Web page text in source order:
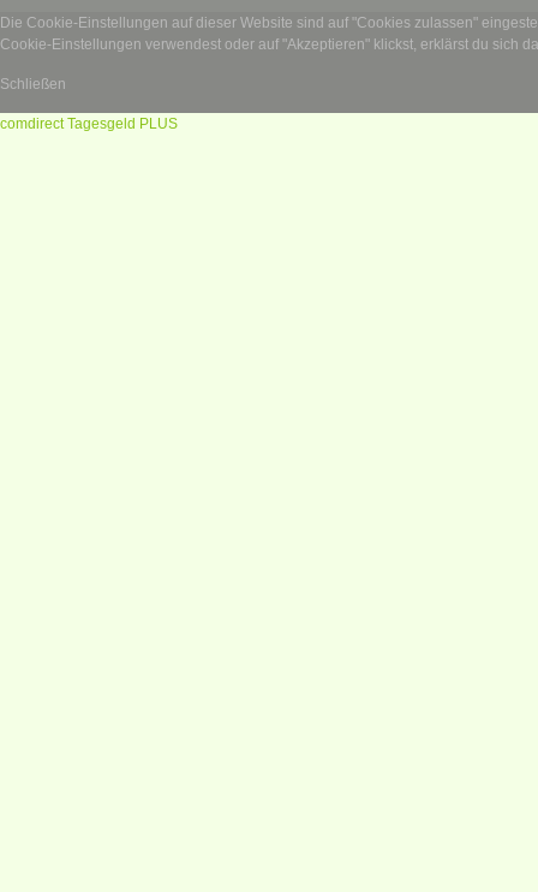
Die Cookie-Einstellungen auf dieser Website sind auf "Cookies zulassen"
Cookie-Einstellungen verwendest oder auf "Akzeptieren" klickst, erklärst du sich
Schließen
comdirect Tagesgeld PLUS